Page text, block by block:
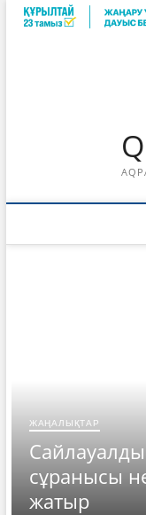
Skip
ЖАҢАЛЫҚТАР
Сайлауалды
сұранысы
жатыр